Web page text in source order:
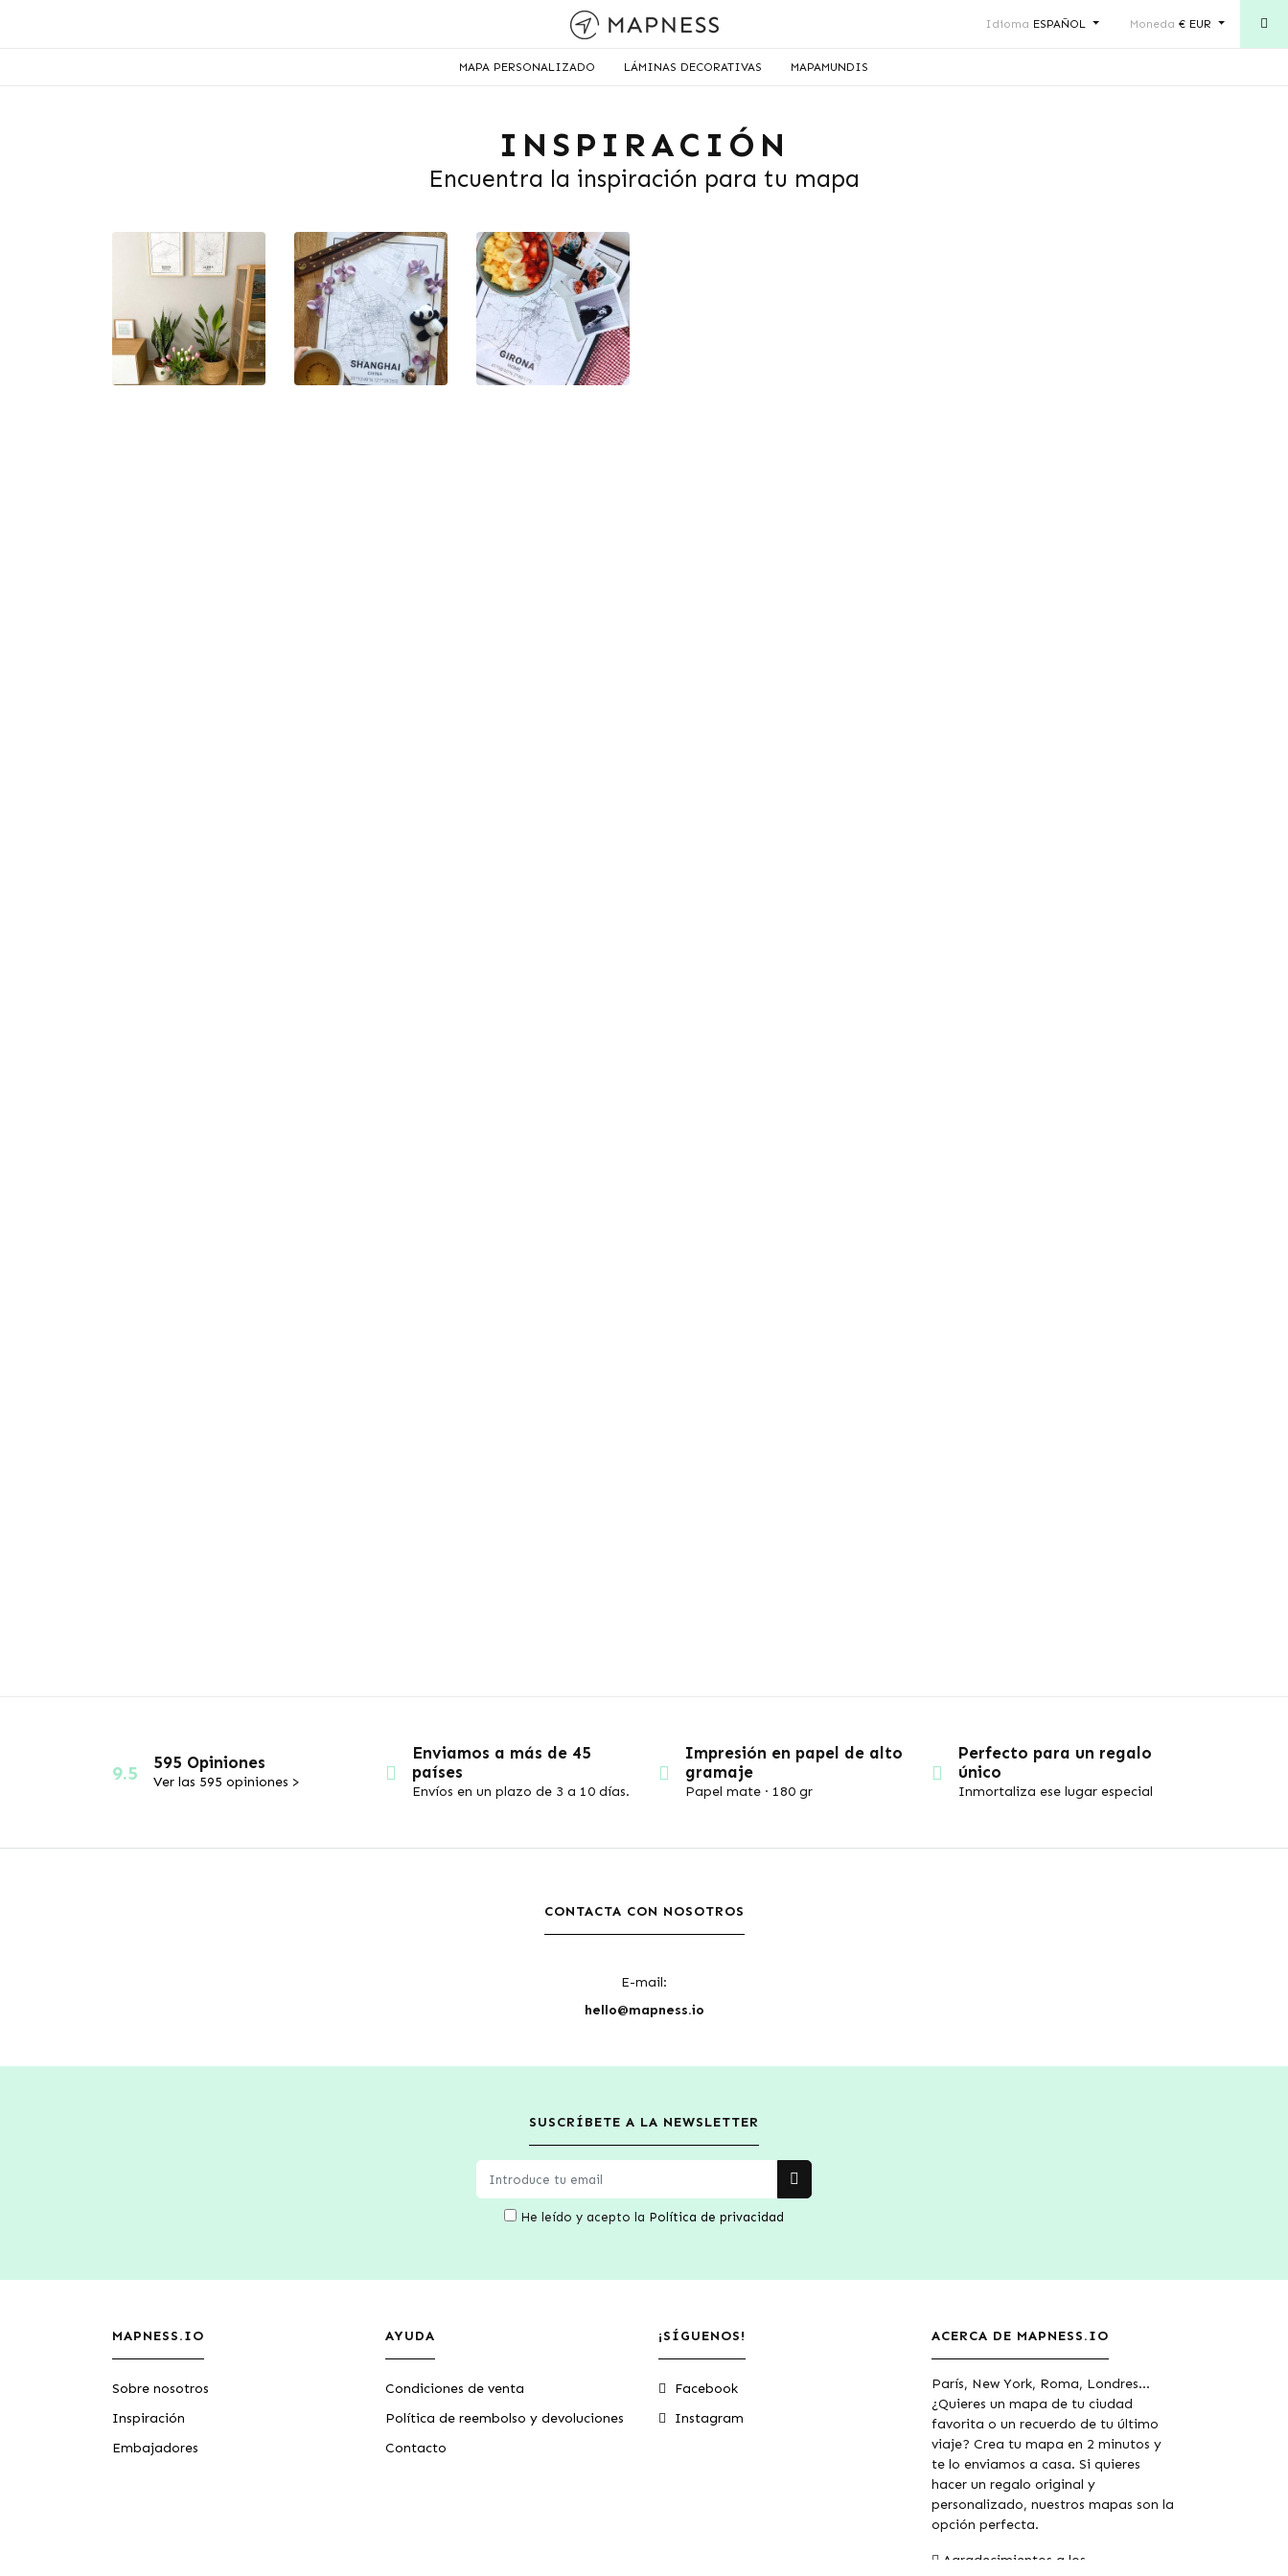
Idioma ESPAÑOL Moneda € EUR
MAPA PERSONALIZADO LÁMINAS DECORATIVAS MAPAMUNDIS
INSPIRACIÓN
Encuentra la inspiración para tu mapa
9.5 595 Opiniones
Ver las 595 opiniones >
Enviamos a más de 45
países
Envíos en un plazo de 3 a 10 días.
Impresión en papel de alto
gramaje
Papel mate · 180 gr
Perfecto para un regalo
único
Inmortaliza ese lugar especial
CONTACTA CON NOSOTROS
E-mail:
hello@mapness.io
SUSCRÍBETE A LA NEWSLETTER
He leído y acepto la Política de privacidad
MAPNESS.IO
Sobre nosotros
Inspiración
Embajadores
AYUDA
Condiciones de venta
Política de reembolso y devoluciones
Contacto
¡SÍGUENOS!
Facebook
Instagram
ACERCA DE MAPNESS.IO
París, New York, Roma, Londres...
¿Quieres un mapa de tu ciudad
favorita o un recuerdo de tu último
viaje? Crea tu mapa en 2 minutos y
te lo enviamos a casa. Si quieres
hacer un regalo original y
personalizado, nuestros mapas son la
opción perfecta.
Agradecimientos a los